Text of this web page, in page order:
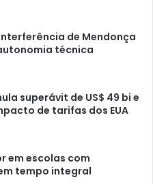
de Mendonça
técnica
superávit de US$ 49 bi e
de tarifas dos EUA
em escolas com
tempo integral